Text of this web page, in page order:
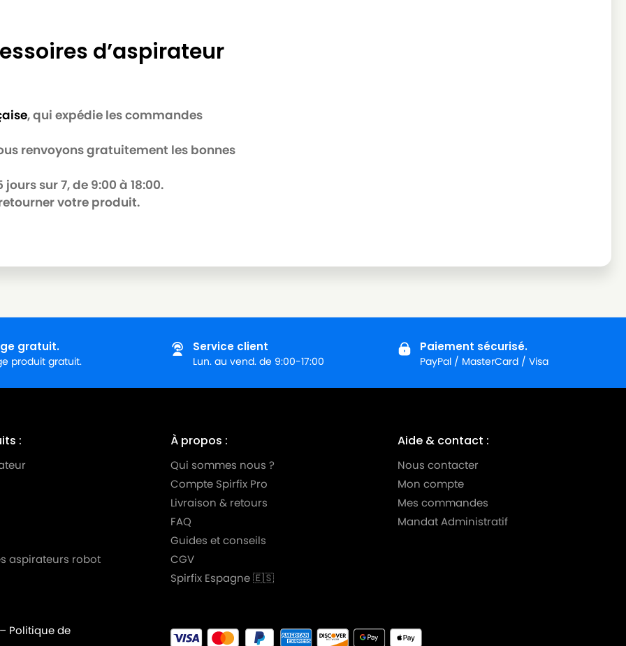
d’aspirateur
, qui expédie les commandes
renvoyons gratuitement les bonnes
sur 7, de 9:00 à 18:00.
votre produit.
gratuit.
produit gratuit.
Service client
Lun. au vend. de 9:00-17:00
Paiement sécurisé.
PayPal / MasterCard / Visa
:
aspirateurs robot
À propos :
Qui sommes nous ?
Compte Spirfix Pro
Livraison & retours
FAQ
Guides et conseils
CGV
Spirfix Espagne 🇪🇸
Aide & contact :
Nous contacter
Mon compte
Mes commandes
Mandat Administratif
– Politique de